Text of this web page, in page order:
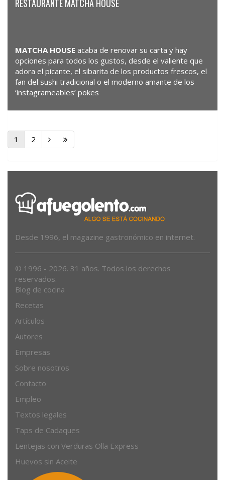
RESTAURANTE MATCHA HOUSE
MATCHA HOUSE acaba de renovar su carta y hay
opciones para todos los gustos, desde el valiente que
adora el picante, el sibarita de los productos frescos, el
fan del sushi tradicional o el moderno amante de los
‘instagrameables’ pokes
1 2
Desde 1996, el magazine gastronómico en internet.
© 1996 - 2026. 31 años. Todos los derechos
reservados.
Blog de cocina
Recetas
Artículos
Autores
Empresas
Sobre nosotros
Contacto
Empleo
Textos legales
Taps de Cadaques
Lentejas con Verduras Olla Express
Huevos sin Aceite